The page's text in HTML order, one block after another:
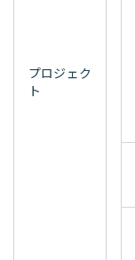
プロジェク
ト